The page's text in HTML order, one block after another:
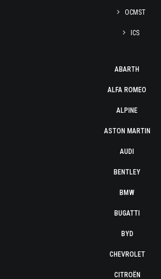
OCMST
ICS
ABARTH
ALFA ROMEO
ALPINE
ASTON MARTIN
AUDI
BENTLEY
BMW
BUGATTI
BYD
CHEVROLET
CITROËN